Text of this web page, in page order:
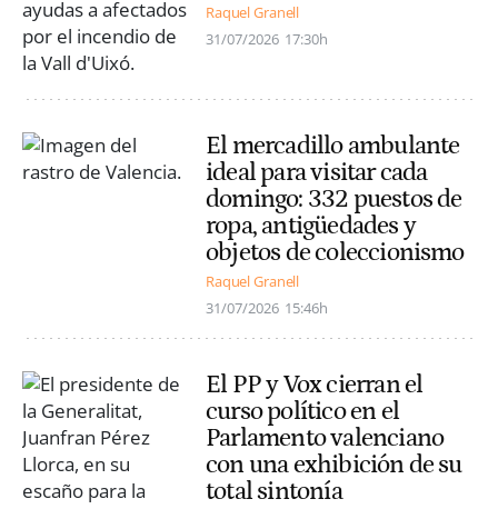
Raquel Granell
31/07/2026 17:30h
El mercadillo ambulante
ideal para visitar cada
domingo: 332 puestos de
ropa, antigüedades y
objetos de coleccionismo
Raquel Granell
31/07/2026 15:46h
El PP y Vox cierran el
curso político en el
Parlamento valenciano
con una exhibición de su
total sintonía